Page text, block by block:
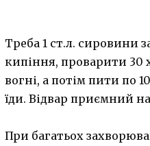
Треба 1 ст.л. сировини
кипіння, проварити
вогні, а потім пити по
їди. Відвар приємний
При багатьох